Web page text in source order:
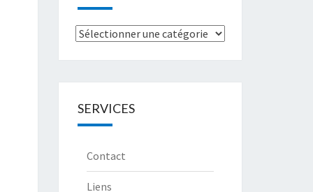
Catégories
du
club
SERVICES
Contact
Liens